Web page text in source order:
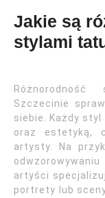
Jakie są
stylami
Szczecinie
siebie. Każdy
oraz estetyką,
artysty. Na
artyści
portrety lub